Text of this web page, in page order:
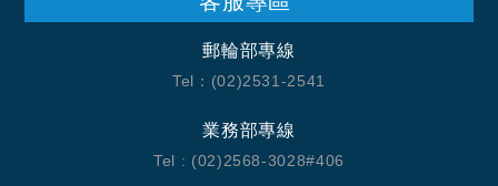
郵輪部專線
Tel：(02)2531-2541
業務部專線
Tel : (02)2568-3028#406